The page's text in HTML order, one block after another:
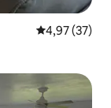
Gemiddelde
4,97 (37)